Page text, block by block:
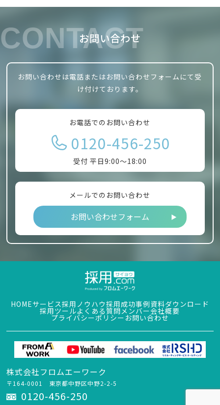
お問い合わせ
CONTACT
お問い合わせは電話またはお問い合わせフォームにて受
け付けております。
お電話でのお問い合わせ
0120-456-250
受付 平日9:00～18:00
メールでのお問い合わせ
お問い合わせフォーム
HOMEサービス採用ノウハウ採用成功事例資料ダウンロード
採用ツールよくある質問メンバー会社概要
プライバシーポリシー お問い合わせ
株式会社フロムエーワーク
〒164-0001 東京都中野区中野2-2-5
0120-456-250